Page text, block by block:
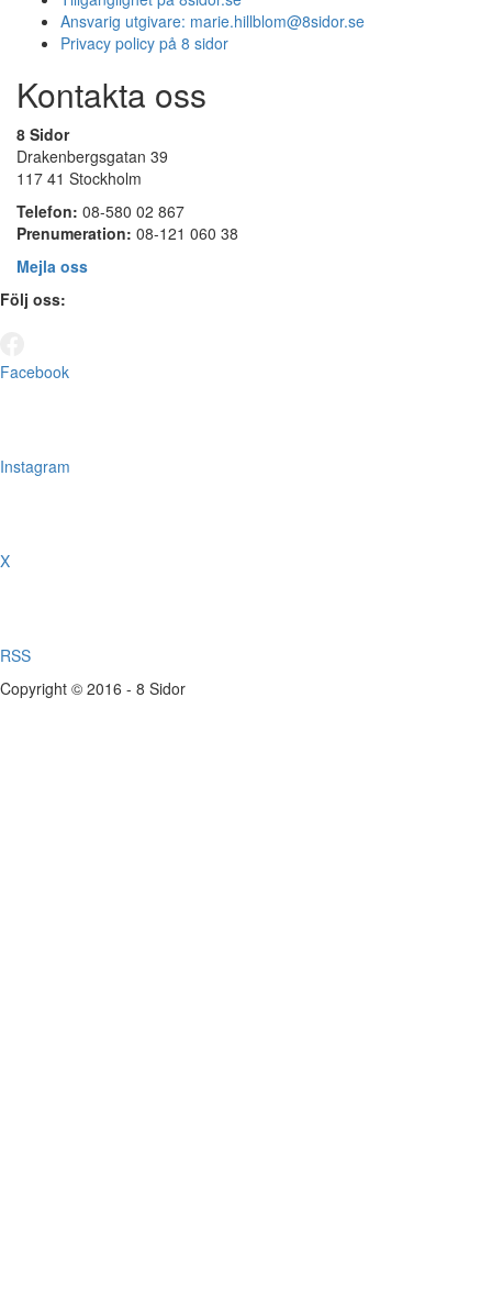
Ansvarig utgivare: marie.hillblom@8sidor.se
Privacy policy på 8 sidor
Kontakta oss
8 Sidor
Drakenbergsgatan 39
117 41 Stockholm
Telefon: 08-580 02 867
Prenumeration: 08-121 060 38
Mejla oss
Följ oss:
Facebook
Instagram
X
RSS
Copyright © 2016 - 8 Sidor